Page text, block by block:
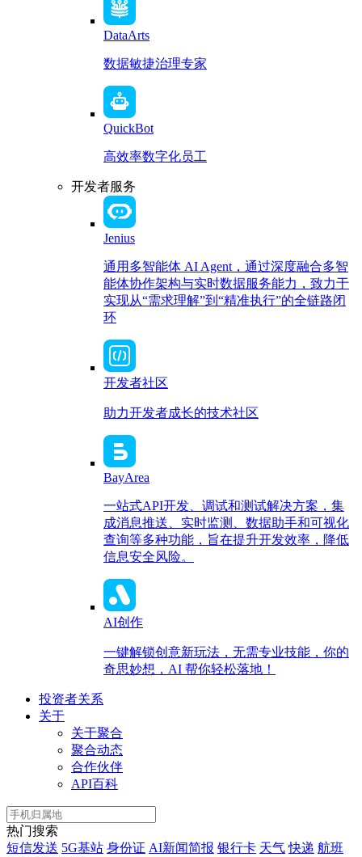
DataArts
数据敏捷治理专家
QuickBot
高效率数字化员工
开发者服务
Jenius
通用多智能体 AI Agent，通过深度融合多智
能体协作架构与实时数据服务能力，致力于
实现从“需求理解”到“精准执行”的全链路闭
环
开发者社区
助力开发者成长的技术社区
BayArea
一站式API开发、调试和测试解决方案，集
成消息推送、实时监测、数据助手和可视化
查询等多种功能，旨在提升开发效率，降低
信息安全风险。
AI创作
一键解锁创意新玩法，无需专业技能，你的
奇思妙想，AI 帮你轻松落地！
投资者关系
关于
关于聚合
聚合动态
合作伙伴
API百科
热门搜索
短信发送 5G基站 身份证 AI新闻简报 银行卡 天气 快递 航班